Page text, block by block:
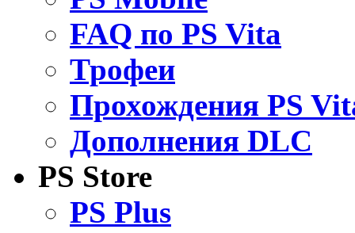
FAQ по PS Vita
Трофеи
Прохождения PS
Дополнения DLC
PS Store
PS Plus